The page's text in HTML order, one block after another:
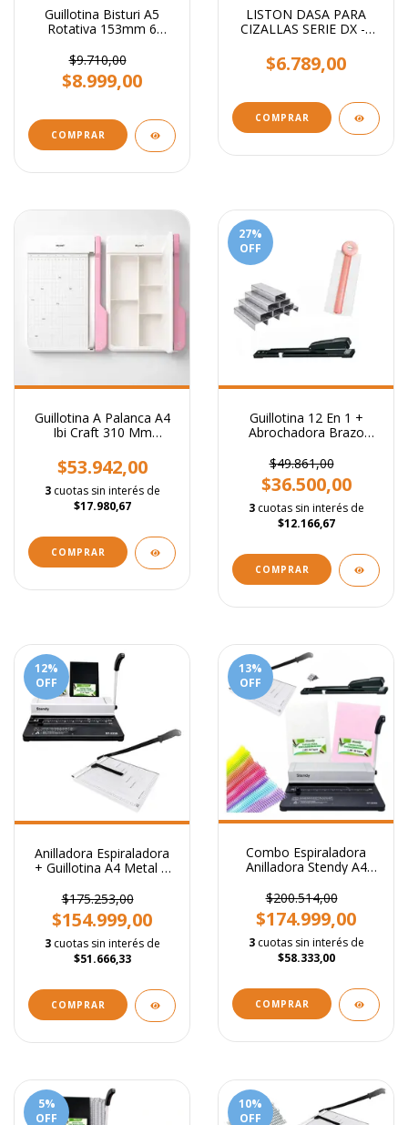
Guillotina Bisturi A5
Rotativa 153mm 6
$9.710,00
$8.999,00
LISTON DASA PARA
CIZALLAS SERIE DX -4
$6.789,00
COMPRAR
Guillotina A Palanca A4
Ibi Craft 310 Mm
$53.942,00
3 cuotas sin interés de
$17.980,67
27%
OFF
Guillotina 12 En 1 +
Abrochadora Brazo
Broches
$49.861,00
$36.500,00
3 cuotas sin interés de
$12.166,67
12%
OFF
Anilladora Espiraladora
+ Guillotina A4 Metal +
$175.253,00
$154.999,00
3 cuotas sin interés de
$51.666,33
13%
OFF
Combo Espiraladora
Anilladora Stendy A4
Abrochadora Brazo
Largo Con Insumos +
50 Tapas Cristal Mas 50
Tapas Color Pastel Un
Tono Y 50 E
$200.514,00
$174.999,00
3 cuotas sin interés de
$58.333,00
5%
OFF
10%
OFF